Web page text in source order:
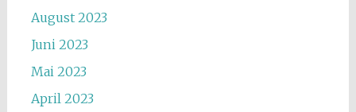
August 2023
Juni 2023
Mai 2023
April 2023